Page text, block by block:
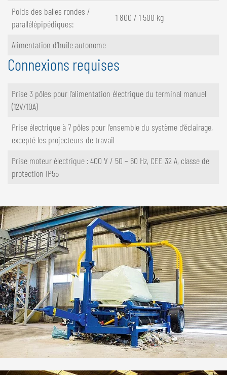
Poids des balles rondes /
parallélépipédiques:
1 800 / 1 500 kg
Alimentation d‘huile autonome
Connexions requises
Prise 3 pôles pour l’alimentation électrique du terminal manuel
(12V/10A)
Prise électrique à 7 pôles pour l’ensemble du système d’éclairage,
excepté les projecteurs de travail
Prise moteur électrique : 400 V / 50 – 60 Hz, CEE 32 A, classe de
protection IP55